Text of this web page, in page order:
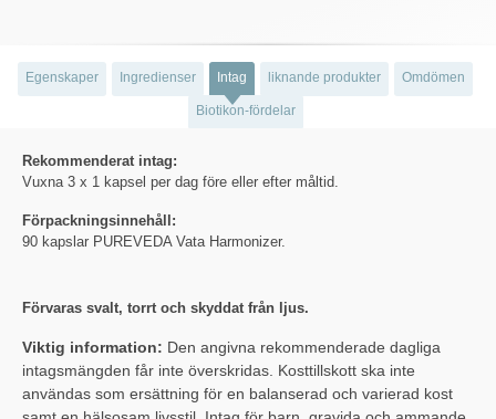
Egenskaper Ingredienser Intag liknande produkter Omdömen
Biotikon-fördelar
Rekommenderat intag:
Vuxna 3 x 1 kapsel per dag före eller efter måltid.
Förpackningsinnehåll:
90 kapslar PUREVEDA Vata Harmonizer.
Förvaras svalt, torrt och skyddat från ljus.
Viktig information: Den angivna rekommenderade dagliga
intagsmängden får inte överskridas. Kosttillskott ska inte
användas som ersättning för en balanserad och varierad kost